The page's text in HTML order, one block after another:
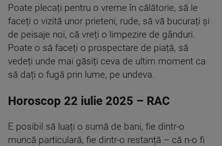
Poate plecați pentru o vreme în călătorie, să le
faceți o vizită unor prieteni, rude, să vă bucurați și
de peisaje noi, că vreți o limpezire de gânduri.
Poate o să faceți o prospectare de piață, să
vedeți unde mai găsiți ceva de ultim moment ca
să dați o fugă prin lume, pe undeva.
Horoscop 22 iulie 2025 – RAC
E posibil să luați o sumă de bani, fie dintr-o
muncă particulară, fie dintr-o restanță – că n-o fi